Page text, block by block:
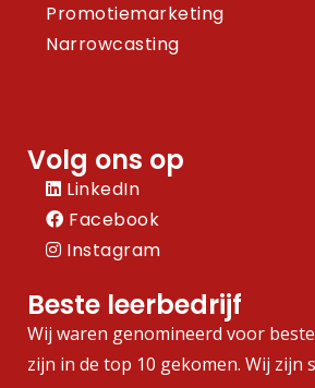
Promotiemarketing
Narrowcasting
Volg ons op
LinkedIn
Facebook
Instagram
Beste leerbedrijf
Wij waren genomineerd voor
zijn in de top 10 gekomen. Wij zijn